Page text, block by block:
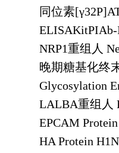
同位素[γ
NRP1重组人
晚期糖基化终
Glycosylation
LALBA重组人
EPCAM
HA Protein